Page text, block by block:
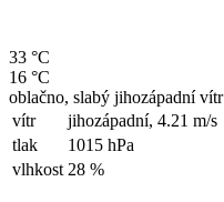
33 °C
16 °C
oblačno, slabý jihozápadní vítr
vítr
jihozápadní, 4.21 m/s
tlak
1015 hPa
vlhkost 28 %